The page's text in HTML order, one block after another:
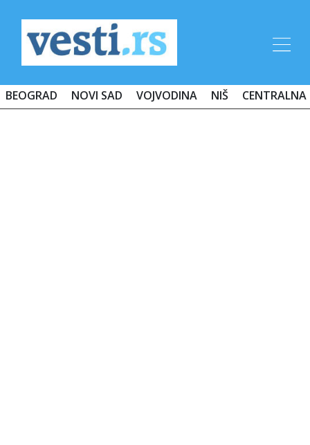
BEOGRAD NOVI SAD VOJVODINA NIŠ CENTRALNA